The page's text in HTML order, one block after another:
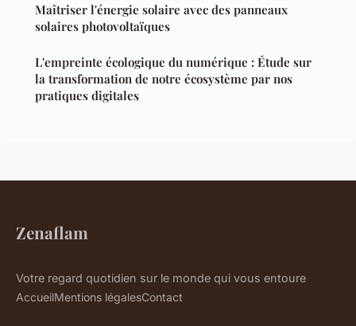
Maîtriser l'énergie solaire avec des panneaux
solaires photovoltaïques
L'empreinte écologique du numérique : Étude sur
la transformation de notre écosystème par nos
pratiques digitales
Zenaflam
Votre regard quotidien sur le monde qui vous entoure
AccueilMentions légalesContact